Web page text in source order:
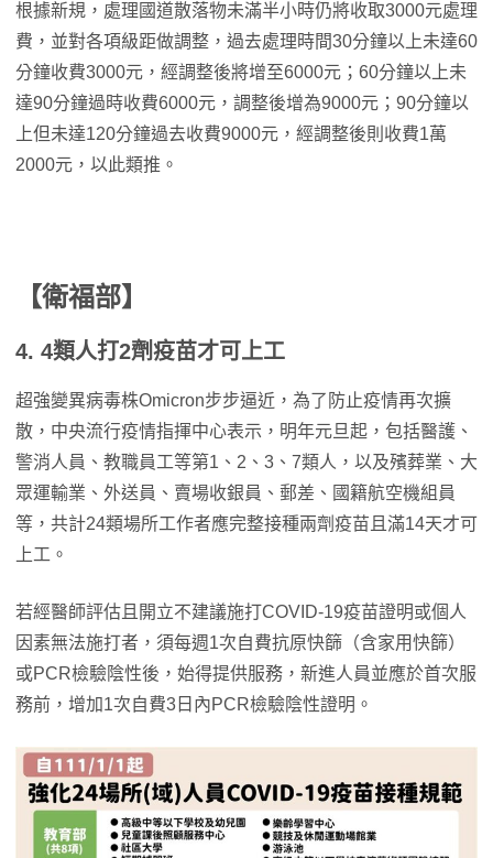
根據新規，處理國道散落物未滿半小時仍將收取3000元處理
費，並對各項級距做調整，過去處理時間30分鐘以上未達60
分鐘收費3000元，經調整後將增至6000元；60分鐘以上未
達90分鐘過時收費6000元，調整後增為9000元；90分鐘以
上但未達120分鐘過去收費9000元，經調整後則收費1萬
2000元，以此類推。
【衛福部】
4. 4類人打2劑疫苗才可上工
超強變異病毒株Omicron步步逼近，為了防止疫情再次擴
散，中央流行疫情指揮中心表示，明年元旦起，包括醫護、
警消人員、教職員工等第1、2、3、7類人，以及殯葬業、大
眾運輸業、外送員、賣場收銀員、郵差、國籍航空機組員
等，共計24類場所工作者應完整接種兩劑疫苗且滿14天才可
上工。
若經醫師評估且開立不建議施打COVID-19疫苗證明或個人
因素無法施打者，須每週1次自費抗原快篩（含家用快篩）
或PCR檢驗陰性後，始得提供服務，新進人員並應於首次服
務前，增加1次自費3日內PCR檢驗陰性證明。